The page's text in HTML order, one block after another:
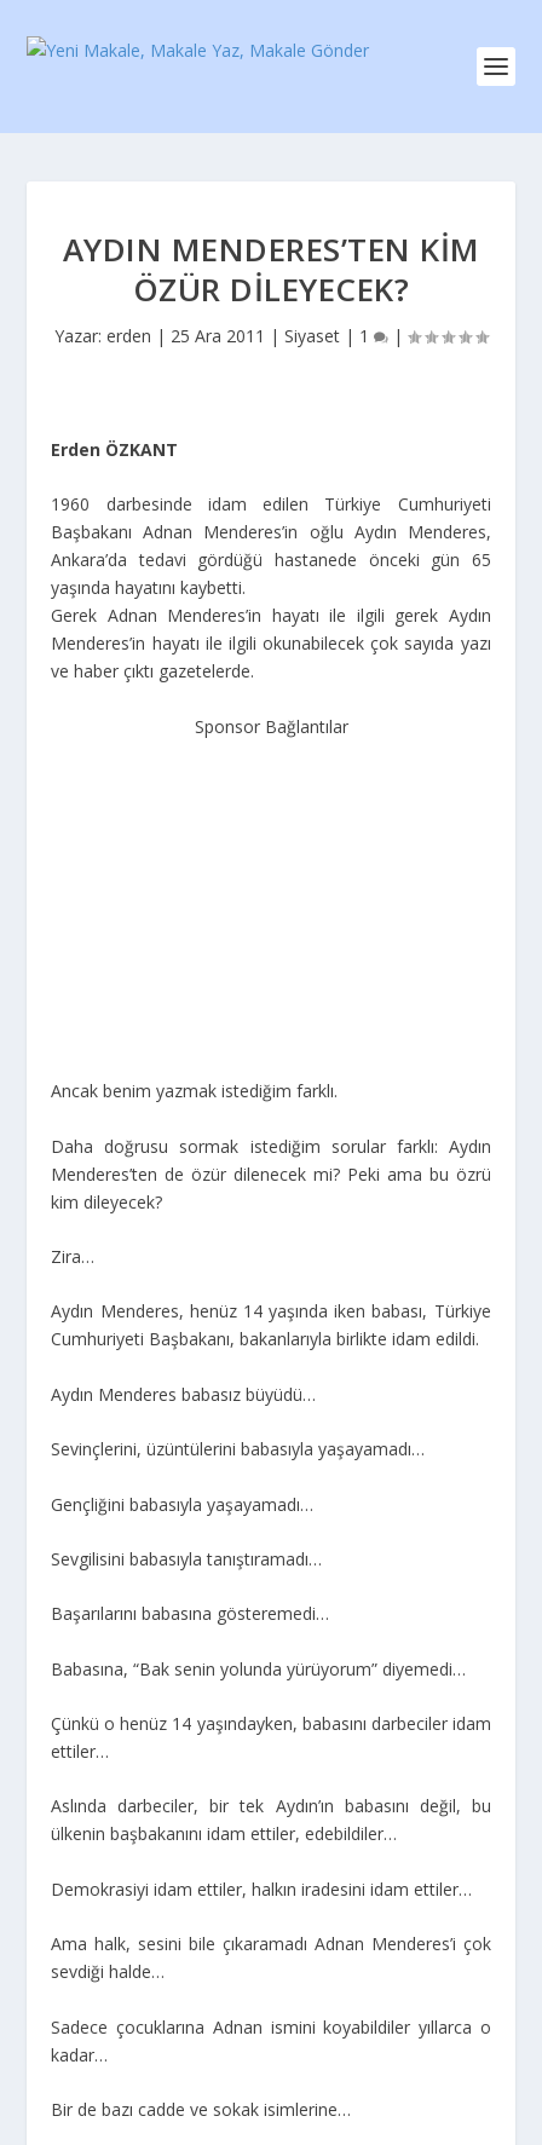
AYDIN MENDERES’TEN KIM
ÖZÜR DILEYECEK?
Yazar: erden | 25 Ara 2011 | Siyaset | 1 |
Erden ÖZKANT
1960 darbesinde idam edilen Türkiye Cumhuriyeti
Başbakanı Adnan Menderes’in oğlu Aydın Menderes,
Ankara’da tedavi gördüğü hastanede önceki gün 65
yaşında hayatını kaybetti.
Gerek Adnan Menderes’in hayatı ile ilgili gerek Aydın
Menderes’in hayatı ile ilgili okunabilecek çok sayıda yazı
ve haber çıktı gazetelerde.
Sponsor Bağlantılar
Ancak benim yazmak istediğim farklı.
Daha doğrusu sormak istediğim sorular farklı: Aydın
Menderes’ten de özür dilenecek mi? Peki ama bu özrü
kim dileyecek?
Zira…
Aydın Menderes, henüz 14 yaşında iken babası, Türkiye
Cumhuriyeti Başbakanı, bakanlarıyla birlikte idam edildi.
Aydın Menderes babasız büyüdü…
Sevinçlerini, üzüntülerini babasıyla yaşayamadı…
Gençliğini babasıyla yaşayamadı…
Sevgilisini babasıyla tanıştıramadı…
Başarılarını babasına gösteremedi…
Babasına, “Bak senin yolunda yürüyorum” diyemedi…
Çünkü o henüz 14 yaşındayken, babasını darbeciler idam
ettiler…
Aslında darbeciler, bir tek Aydın’ın babasını değil, bu
ülkenin başbakanını idam ettiler, edebildiler…
Demokrasiyi idam ettiler, halkın iradesini idam ettiler…
Ama halk, sesini bile çıkaramadı Adnan Menderes’i çok
sevdiği halde…
Sadece çocuklarına Adnan ismini koyabildiler yıllarca o
kadar…
Bir de bazı cadde ve sokak isimlerine…